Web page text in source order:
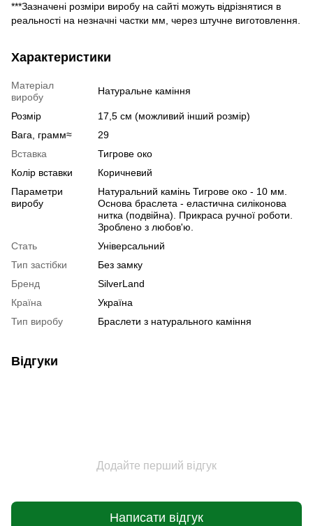
***Зазначені розміри виробу на сайті можуть відрізнятися в
реальності на незначні частки мм, через штучне виготовлення.
Характеристики
Матеріал
виробу
Натуральне каміння
Розмір
17,5 см (можливий інший розмір)
Вага, грамм≈
29
Вставка
Тигрове око
Колір вставки
Коричневий
Параметри
виробу
Натуральний камінь Тигрове око - 10 мм.
Основа браслета - еластична силіконова
нитка (подвійна). Прикраса ручної роботи.
Зроблено з любов'ю.
Стать
Універсальний
Тип застібки
Без замку
Бренд
SilverLand
Країна
Україна
Тип виробу
Браслети з натурального каміння
Відгуки
Додайте перший відгук
Написати відгук